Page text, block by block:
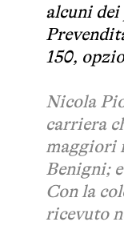
alcuni
150,
Nicola
carriera
maggiori
Benigni;
Con la
ricevuto